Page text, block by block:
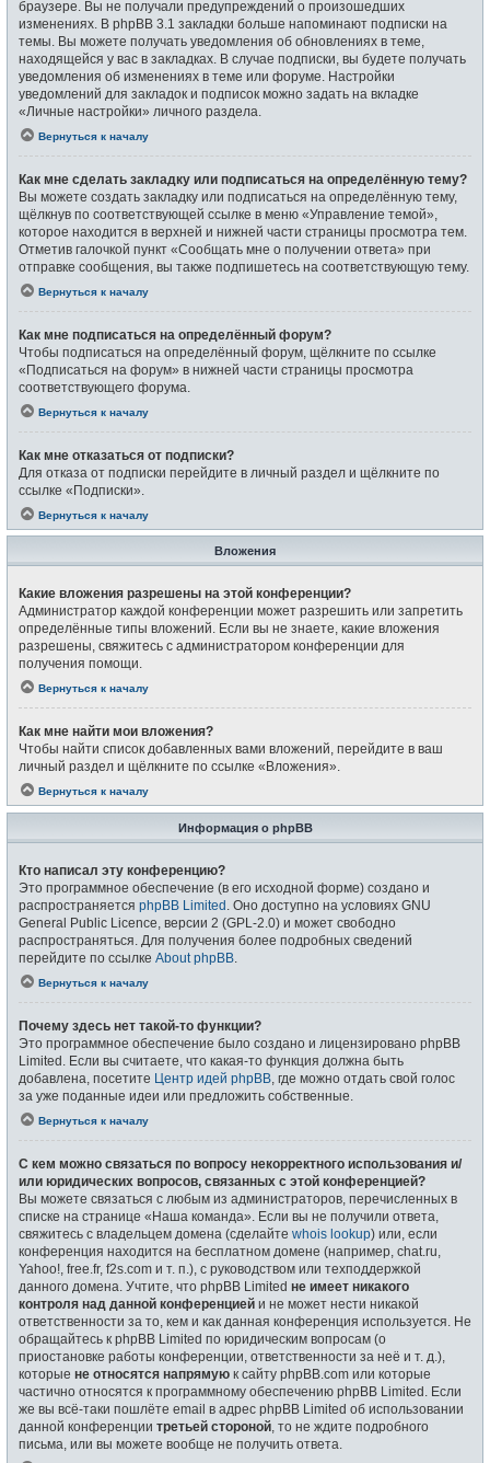
браузере. Вы не получали предупреждений о произошедших
изменениях. В phpBB 3.1 закладки больше напоминают подписки на
темы. Вы можете получать уведомления об обновлениях в теме,
находящейся у вас в закладках. В случае подписки, вы будете получать
уведомления об изменениях в теме или форуме. Настройки
уведомлений для закладок и подписок можно задать на вкладке
«Личные настройки» личного раздела.
Вернуться к началу
Как мне сделать закладку или подписаться на определённую тему?
Вы можете создать закладку или подписаться на определённую тему,
щёлкнув по соответствующей ссылке в меню «Управление темой»,
которое находится в верхней и нижней части страницы просмотра тем.
Отметив галочкой пункт «Сообщать мне о получении ответа» при
отправке сообщения, вы также подпишетесь на соответствующую тему.
Вернуться к началу
Как мне подписаться на определённый форум?
Чтобы подписаться на определённый форум, щёлкните по ссылке
«Подписаться на форум» в нижней части страницы просмотра
соответствующего форума.
Вернуться к началу
Как мне отказаться от подписки?
Для отказа от подписки перейдите в личный раздел и щёлкните по
ссылке «Подписки».
Вернуться к началу
Вложения
Какие вложения разрешены на этой конференции?
Администратор каждой конференции может разрешить или запретить
определённые типы вложений. Если вы не знаете, какие вложения
разрешены, свяжитесь с администратором конференции для
получения помощи.
Вернуться к началу
Как мне найти мои вложения?
Чтобы найти список добавленных вами вложений, перейдите в ваш
личный раздел и щёлкните по ссылке «Вложения».
Вернуться к началу
Информация о phpBB
Кто написал эту конференцию?
Это программное обеспечение (в его исходной форме) создано и
распространяется phpBB Limited . Оно доступно на условиях GNU
General Public Licence, версии 2 (GPL-2.0) и может свободно
распространяться. Для получения более подробных сведений
перейдите по ссылке About phpBB
Вернуться к началу
Почему здесь нет такой-то функции?
Это программное обеспечение было создано и лицензировано phpBB
Limited. Если вы считаете, что какая-то функция должна быть
добавлена, посетите Центр идей phpBB , где можно отдать свой голос
за уже поданные идеи или предложить собственные.
Вернуться к началу
С кем можно связаться по вопросу некорректного использования и/
или юридических вопросов, связанных с этой конференцией?
Вы можете связаться с любым из администраторов, перечисленных в
списке на странице «Наша команда». Если вы не получили ответа,
свяжитесь с владельцем домена (сделайте whois lookup) или, если
конференция находится на бесплатном домене (например, chat.ru,
Yahoo!, free.fr, f2s.com и т. п.), с руководством или техподдержкой
данного домена. Учтите, что phpBB Limited не имеет никакого
контроля над данной конференцией и не может нести никакой
ответственности за то, кем и как данная конференция используется. Не
обращайтесь к phpBB Limited по юридическим вопросам (о
приостановке работы конференции, ответственности за неё и т. д.),
которые не относятся напрямую к сайту phpBB.com или которые
частично относятся к программному обеспечению phpBB Limited. Если
же вы всё-таки пошлёте email в адрес phpBB Limited об использовании
данной конференции третьей стороной , то не ждите подробного
письма, или вы можете вообще не получить ответа.